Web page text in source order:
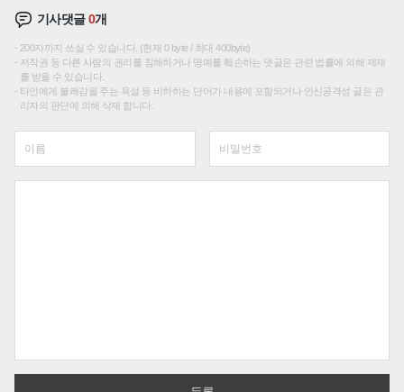
기사댓글0개
200자까지 쓰실 수 있습니다. (현재 0 byte / 최대 400byte)
저작권 등 다른 사람의 권리를 침해하거나 명예를 훼손하는 댓글은 관련 법률에 의해 제재
를 받을 수 있습니다.
타인에게 불쾌감을 주는 욕설 등 비하하는 단어가 내용에 포함되거나 인신공격성 글은 관
리자의 판단에 의해 삭제 합니다.